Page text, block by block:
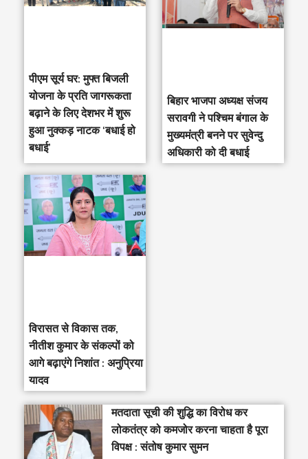
पीएम सूर्य घर: मुफ्त बिजली
योजना के प्रति जागरूकता
बढ़ाने के लिए देशभर में शुरू
हुआ नुक्कड़ नाटक ‘बधाई हो
बधाई’
‎बिहार भाजपा अध्यक्ष संजय
सरावगी ने पश्चिम बंगाल के
मुख्यमंत्री बनने पर सुवेन्दु
अधिकारी को दी बधाई
विरासत से विकास तक,
नीतीश कुमार के संकल्पों को
आगे बढ़ाएंगे निशांत : अनुप्रिया
यादव
मतदाता सूची की शुद्धि का विरोध कर
लोकतंत्र को कमजोर करना चाहता है पूरा
विपक्ष : संतोष कुमार सुमन